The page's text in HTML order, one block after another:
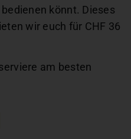
könnt. Dieses
wir euch für CHF 36
am besten